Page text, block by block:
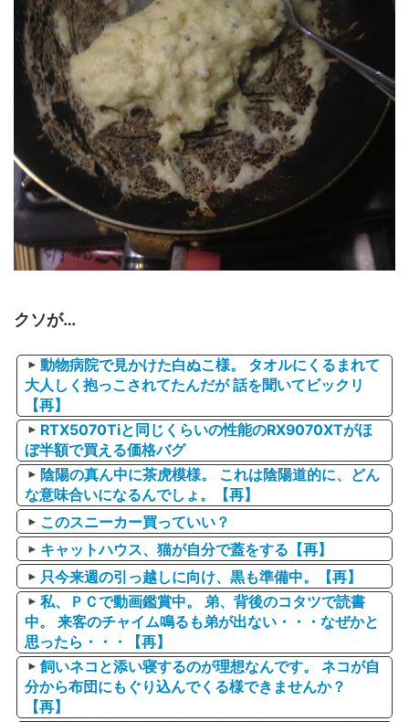
クソが…
動物病院で見かけた白ぬこ様。 タオルにくるまれて
大人しく抱っこされてたんだが 話を聞いてビックリ
【再】
RTX5070Tiと同じくらいの性能のRX9070XTがほ
ぼ半額で買える価格バグ
陰陽の真ん中に茶虎模様。 これは陰陽道的に、どん
な意味合いになるんでしょ。【再】
このスニーカー買っていい？
キャットハウス、猫が自分で蓋をする【再】
只今来週の引っ越しに向け、黒も準備中。【再】
私、ＰＣで動画鑑賞中。 弟、背後のコタツで読書
中。 来客のチャイム鳴るも弟が出ない・・・なぜかと
思ったら・・・【再】
飼いネコと添い寝するのが理想なんです。 ネコが自
分から布団にもぐり込んでくる様できませんか？
【再】